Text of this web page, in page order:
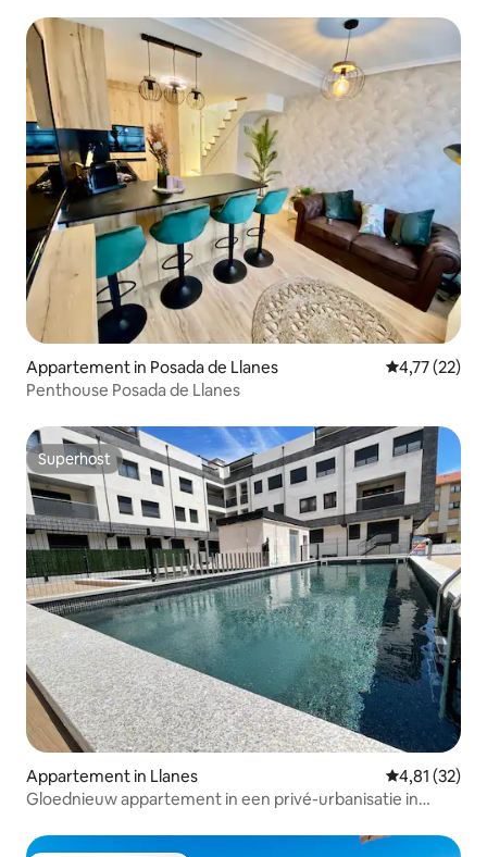
Appartement in Posada de Llanes Gemiddelde
4,77 (22)
Penthouse Posada de Llanes
Superhost
Superhost
Appartement in Llanes Gemiddelde
4,81 (32)
Gloednieuw appartement in een privé-urbanisatie in